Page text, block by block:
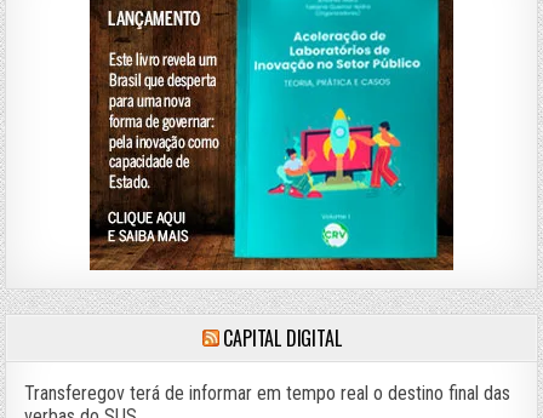
CAPITAL DIGITAL
Transferegov terá de informar em tempo real o destino final das